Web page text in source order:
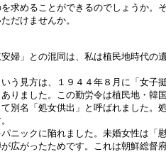
求めることができるのでしょうか。
だけませんか。
」との混同は、私は植民地時代の
見方は、１９４４年８月に「女子
りました。この勤労令は植民地・韓
別名「処女供出」と呼ばれました。
ックに陥れました。未婚女性は「
広がったためです。これは朝鮮総督